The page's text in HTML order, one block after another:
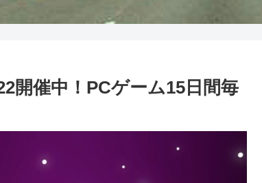
開催中！PCゲーム15日間毎